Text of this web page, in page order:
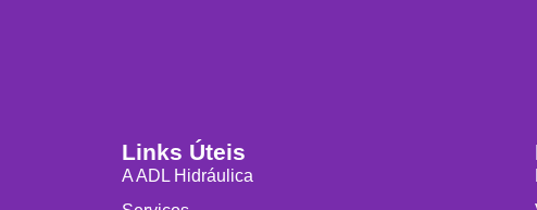
Links Úteis
A ADL Hidráulica